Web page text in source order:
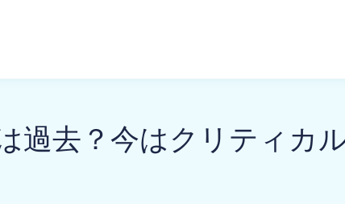
過去？今はクリティカ